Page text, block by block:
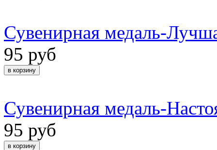
Сувенирная медаль-
95 руб
Сувенирная медаль-
95 руб